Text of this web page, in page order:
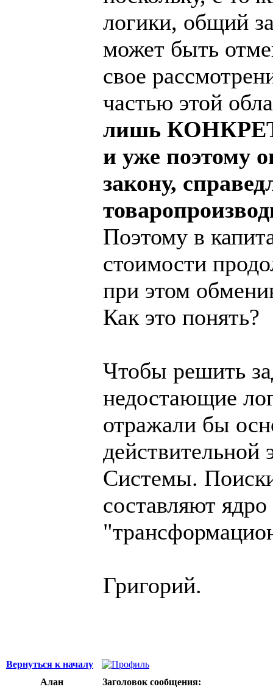
логики, общий
может быть
свое
частью этой
лишь
и уже поэтому
закону,
Поэтому в
стоимости
при этом
Как это понять?
Чтобы решить
недостающие
отражали бы
Системы.
составляют
Григорий.
Вернуться к началу
Алан
Заголовок сообщения: